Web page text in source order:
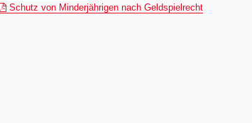
Schutz von Minderjährigen nach Geldspielrecht(pdf)